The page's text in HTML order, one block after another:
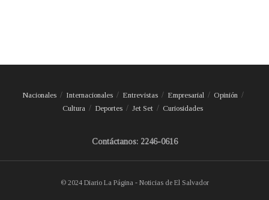
Nacionales Internacionales Entrevistas Empresarial
Opinión
Cultura
Deportes Jet Set Curiosidades
Contáctanos: 2246-0616
© 2024 Diario La Página - Noticias de El Salvador